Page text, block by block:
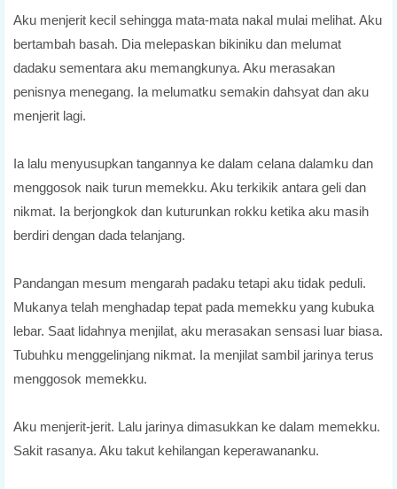
Aku menjerit kecil sehingga mata-mata nakal mulai melihat. Aku
bertambah basah. Dia melepaskan bikiniku dan melumat
dadaku sementara aku memangkunya. Aku merasakan
penisnya menegang. Ia melumatku semakin dahsyat dan aku
menjerit lagi.
Ia lalu menyusupkan tangannya ke dalam celana dalamku dan
menggosok naik turun memekku. Aku terkikik antara geli dan
nikmat. Ia berjongkok dan kuturunkan rokku ketika aku masih
berdiri dengan dada telanjang.
Pandangan mesum mengarah padaku tetapi aku tidak peduli.
Mukanya telah menghadap tepat pada memekku yang kubuka
lebar. Saat lidahnya menjilat, aku merasakan sensasi luar biasa.
Tubuhku menggelinjang nikmat. Ia menjilat sambil jarinya terus
menggosok memekku.
Aku menjerit-jerit. Lalu jarinya dimasukkan ke dalam memekku.
Sakit rasanya. Aku takut kehilangan keperawananku.